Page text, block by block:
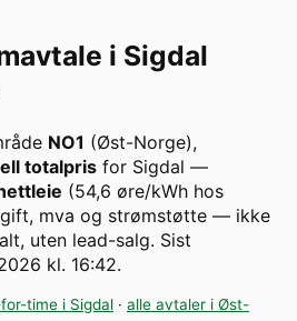
i Sigdal
NO1 (Øst-Norge),
totalpris for Sigdal —
(54,6 øre/kWh hos
mva og strømstøtte — ikke
uten lead-salg. Sist
kl. 16:42.
time i Sigdal · alle avtaler i Øst-